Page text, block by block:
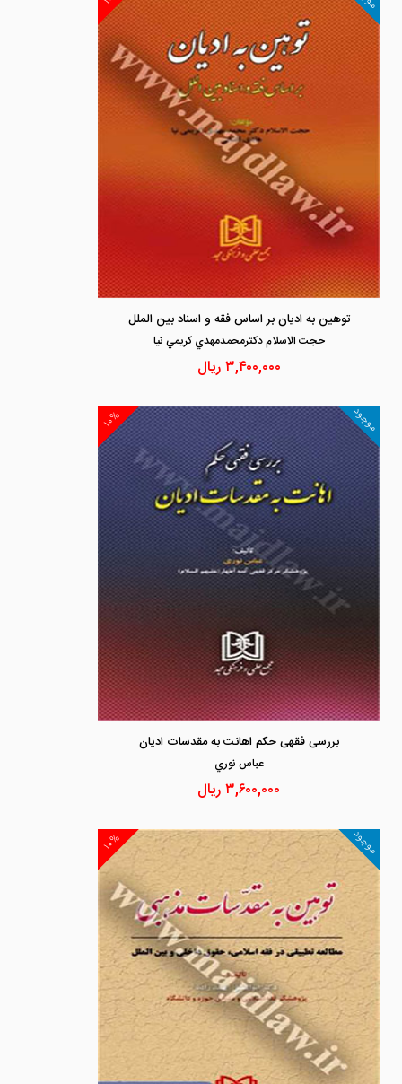
توهین به ادیان بر اساس فقه و اسناد بین الملل
حجت الاسلام دكترمحمدمهدي كريمي نيا
۳,۴۰۰,۰۰۰ریال
۱۰% موجود
بررسی فقهی حکم اهانت به مقدسات ادیان
عباس نوري
۳,۶۰۰,۰۰۰ریال
۱۰% موجود